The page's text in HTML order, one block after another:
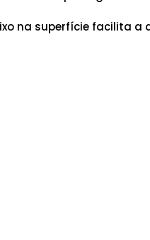
na superfície facilita a